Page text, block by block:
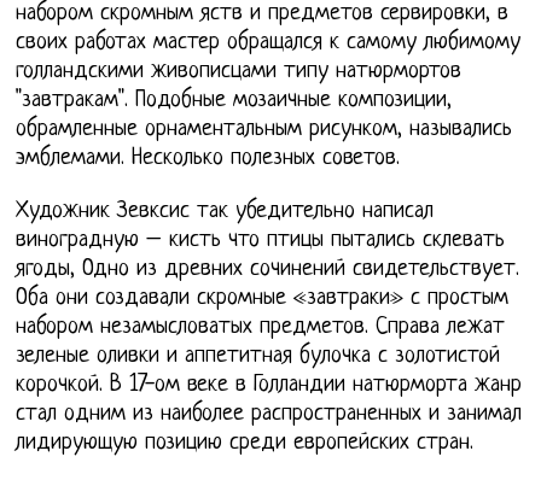
набором скромным яств и предметов сервировки, в
своих работах мастер обращался к самому любимому
голландскими живописцами типу натюрмортов
"завтракам". Подобные мозаичные композиции,
обрамленные орнаментальным рисунком, назывались
эмблемами. Несколько полезных советов.
Художник Зевксис так убедительно написал
виноградную – кисть что птицы пытались склевать
ягоды, Одно из древних сочинений свидетельствует.
Оба они создавали скромные «завтраки» с простым
набором незамысловатых предметов. Справа лежат
зеленые оливки и аппетитная булочка с золотистой
корочкой. В 17-ом веке в Голландии натюрморта жанр
стал одним из наиболее распространенных и занимал
лидирующую позицию среди европейских стран.